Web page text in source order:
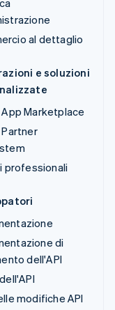
al dettaglio
e soluzioni
Marketplace
professionali
di
dell'API
modifiche API